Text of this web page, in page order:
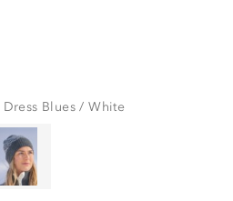
Blues / White